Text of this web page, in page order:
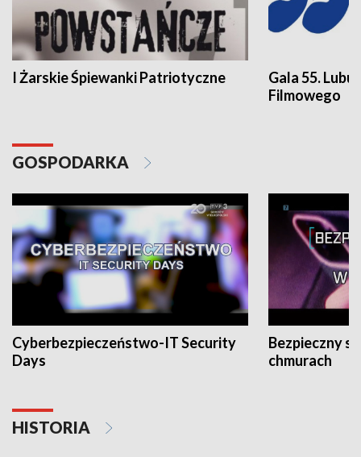
I Żarskie Śpiewanki Patriotyczne
Gala 55.
Filmowego
GOSPODARKA
Cyberbezpieczeństwo-IT Security
Days
Bezpieczny
chmurach
HISTORIA